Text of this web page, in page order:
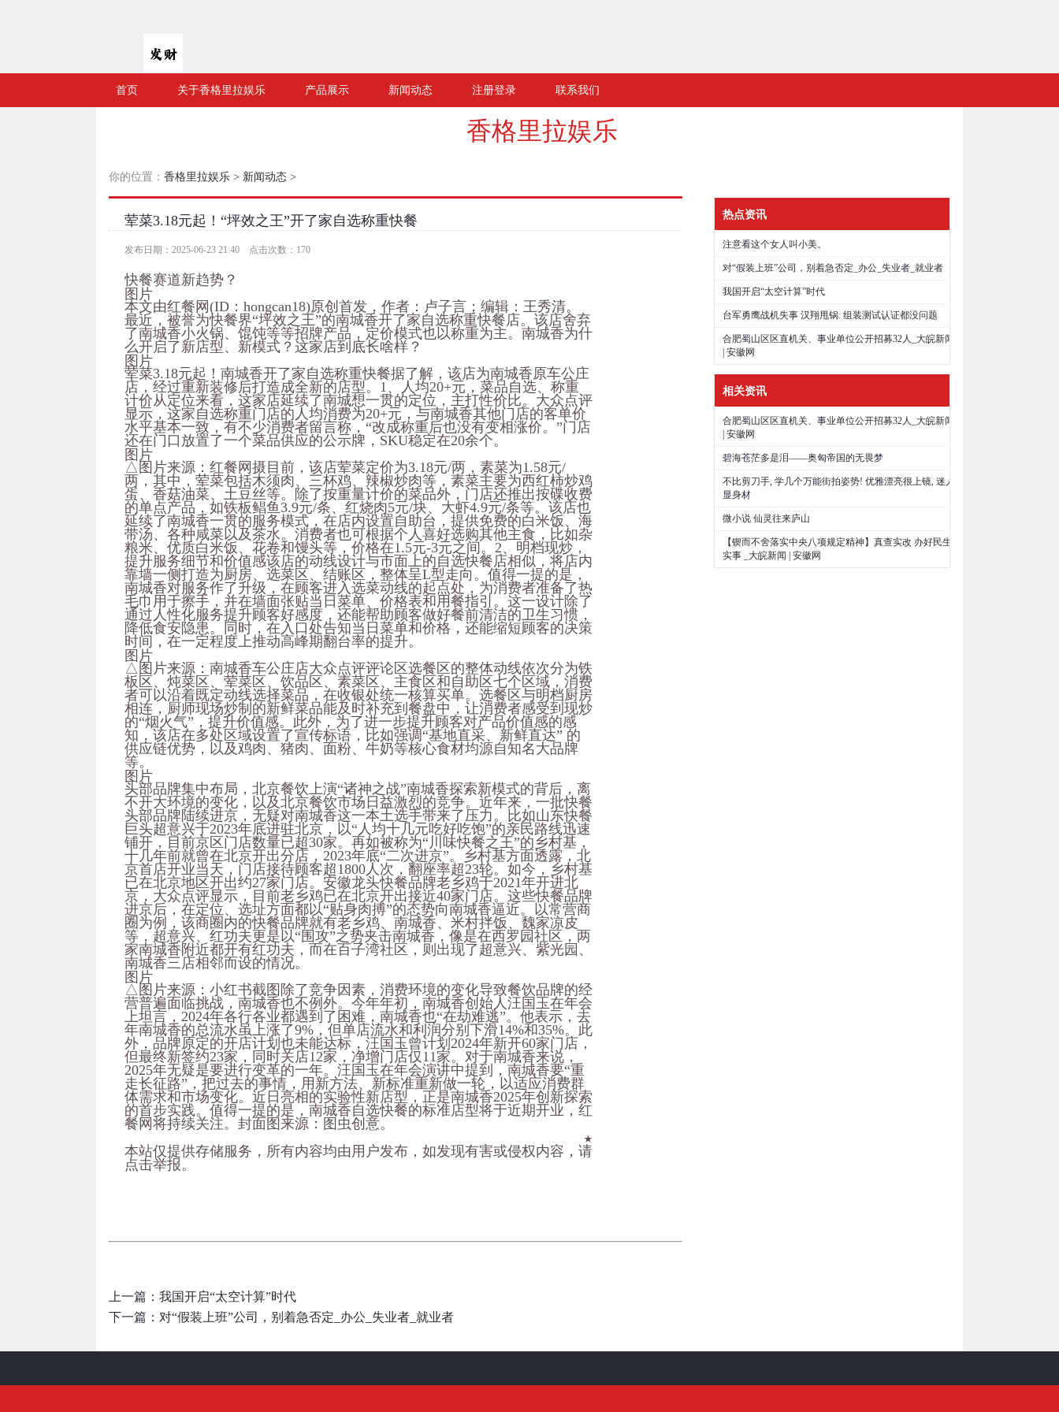
首页 关于香格里拉娱乐 产品展示 新闻动态 注册登录 联系我们
香格里拉娱乐
你的位置： 香格里拉娱乐 > 新闻动态 >
荤菜3.18元起！“坪效之王”开了家自选称重快餐
发布日期：2025-06-23 21:40 点击次数：170
快餐赛道新趋势？
图片
本文由红餐网(ID：hongcan18)原创首发，作者：卢子言；编辑：王秀清。
最近，被誉为快餐界“坪效之王”的南城香开了家自选称重快餐店。该店舍弃
了南城香小火锅、馄饨等等招牌产品，定价模式也以称重为主。南城香为什
么开启了新店型、新模式？这家店到底长啥样？
图片
荤菜3.18元起！南城香开了家自选称重快餐据了解，该店为南城香原车公庄
店，经过重新装修后打造成全新的店型。1、人均20+元，菜品自选、称重
计价从定位来看，这家店延续了南城想一贯的定位，主打性价比。大众点评
显示，这家自选称重门店的人均消费为20+元，与南城香其他门店的客单价
水平基本一致，有不少消费者留言称，“改成称重后也没有变相涨价。”门店
还在门口放置了一个菜品供应的公示牌，SKU稳定在20余个。
图片
△图片来源：红餐网摄目前，该店荤菜定价为3.18元/两，素菜为1.58元/
两，其中，荤菜包括木须肉、三杯鸡、辣椒炒肉等，素菜主要为西红柿炒鸡
蛋、香菇油菜、土豆丝等。除了按重量计价的菜品外，门店还推出按碟收费
的单点产品，如铁板鲳鱼3.9元/条、红烧肉5元/块、大虾4.9元/条等。该店也
延续了南城香一贯的服务模式，在店内设置自助台，提供免费的白米饭、海
带汤、各种咸菜以及茶水。消费者也可根据个人喜好选购其他主食，比如杂
粮米、优质白米饭、花卷和馒头等，价格在1.5元-3元之间。2、明档现炒，
提升服务细节和价值感该店的动线设计与市面上的自选快餐店相似，将店内
靠墙一侧打造为厨房、选菜区、结账区，整体呈L型走向。值得一提的是，
南城香对服务作了升级，在顾客进入选菜动线的起点处，为消费者准备了热
毛巾用于擦手，并在墙面张贴当日菜单、价格表和用餐指引。这一设计除了
通过人性化服务提升顾客好感度，还能帮助顾客做好餐前清洁的卫生习惯，
降低食安隐患。同时，在入口处告知当日菜单和价格，还能缩短顾客的决策
时间，在一定程度上推动高峰期翻台率的提升。
图片
△图片来源：南城香车公庄店大众点评评论区选餐区的整体动线依次分为铁
板区、炖菜区、荤菜区、饮品区、素菜区、主食区和自助区七个区域，消费
者可以沿着既定动线选择菜品，在收银处统一核算买单。选餐区与明档厨房
相连，厨师现场炒制的新鲜菜品能及时补充到餐盘中，让消费者感受到现炒
的“烟火气”，提升价值感。此外，为了进一步提升顾客对产品价值感的感
知，该店在多处区域设置了宣传标语，比如强调“基地直采、新鲜直达” 的
供应链优势，以及鸡肉、猪肉、面粉、牛奶等核心食材均源自知名大品牌
等。
图片
头部品牌集中布局，北京餐饮上演“诸神之战”南城香探索新模式的背后，离
不开大环境的变化，以及北京餐饮市场日益激烈的竞争。近年来，一批快餐
头部品牌陆续进京，无疑对南城香这一本土选手带来了压力。比如山东快餐
巨头超意兴于2023年底进驻北京，以“人均十几元吃好吃饱”的亲民路线迅速
铺开，目前京区门店数量已超30家。再如被称为“川味快餐之王”的乡村基，
十几年前就曾在北京开出分店，2023年底“二次进京”。乡村基方面透露，北
京首店开业当天，门店接待顾客超1800人次，翻座率超23轮。如今，乡村基
已在北京地区开出约27家门店。安徽龙头快餐品牌老乡鸡于2021年开进北
京，大众点评显示，目前老乡鸡已在北京开出接近40家门店。这些快餐品牌
进京后，在定位、选址方面都以“贴身肉搏”的态势向南城香逼近。以常营商
圈为例，该商圈内的快餐品牌就有老乡鸡、南城香、米村拌饭、魏家凉皮
等，超意兴、红功夫更是以“围攻”之势夹击南城香，像是在西罗园社区，两
家南城香附近都开有红功夫，而在百子湾社区，则出现了超意兴、紫光园、
南城香三店相邻而设的情况。
图片
△图片来源：小红书截图除了竞争因素，消费环境的变化导致餐饮品牌的经
营普遍面临挑战，南城香也不例外。今年年初，南城香创始人汪国玉在年会
上坦言，2024年各行各业都遇到了困难，南城香也“在劫难逃”。他表示，去
年南城香的总流水虽上涨了9%，但单店流水和利润分别下滑14%和35%。此
外，品牌原定的开店计划也未能达标，汪国玉曾计划2024年新开60家门店，
但最终新签约23家，同时关店12家，净增门店仅11家。对于南城香来说，
2025年无疑是要进行变革的一年。汪国玉在年会演讲中提到，南城香要“重
走长征路”，把过去的事情，用新方法、新标准重新做一轮，以适应消费群
体需求和市场变化。近日亮相的实验性新店型，正是南城香2025年创新探索
的首步实践。值得一提的是，南城香自选快餐的标准店型将于近期开业，红
餐网将持续关注。封面图来源：图虫创意。
★
本站仅提供存储服务，所有内容均由用户发布，如发现有害或侵权内容，请
点击举报。
上一篇： 我国开启“太空计算”时代
下一篇： 对“假装上班”公司，别着急否定_办公_失业者_就业者
热点资讯
注意看这个女人叫小美。
对“假装上班”公司，别着急否定_办公_失业者_就业者
我国开启“太空计算”时代
台军勇鹰战机失事 汉翔甩锅: 组装测试认证都没问题
合肥蜀山区区直机关、事业单位公开招募32人_大皖新闻
| 安徽网
相关资讯
合肥蜀山区区直机关、事业单位公开招募32人_大皖新闻
| 安徽网
碧海苍茫多是泪——奥匈帝国的无畏梦
不比剪刀手, 学几个万能街拍姿势! 优雅漂亮很上镜, 迷人
显身材
微小说 仙灵往来庐山
【锲而不舍落实中央八项规定精神】真查实改 办好民生
实事 _大皖新闻 | 安徽网